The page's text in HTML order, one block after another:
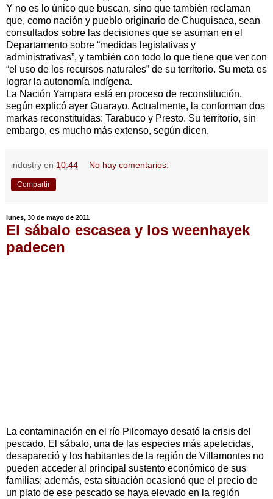
Y no es lo único que buscan, sino que también reclaman
que, como nación y pueblo originario de Chuquisaca, sean
consultados sobre las decisiones que se asuman en el
Departamento sobre “medidas legislativas y
administrativas”, y también con todo lo que tiene que ver con
“el uso de los recursos naturales” de su territorio. Su meta es
lograr la autonomía indígena.
La Nación Yampara está en proceso de reconstitución,
según explicó ayer Guarayo. Actualmente, la conforman dos
markas reconstituidas: Tarabuco y Presto. Su territorio, sin
embargo, es mucho más extenso, según dicen.
industry en 10:44 No hay comentarios:
Compartir
lunes, 30 de mayo de 2011
El sábalo escasea y los weenhayek
padecen
La contaminación en el río Pilcomayo desató la crisis del
pescado. El sábalo, una de las especies más apetecidas,
desapareció y los habitantes de la región de Villamontes no
pueden acceder al principal sustento económico de sus
familias; además, esta situación ocasionó que el precio de
un plato de ese pescado se haya elevado en la región